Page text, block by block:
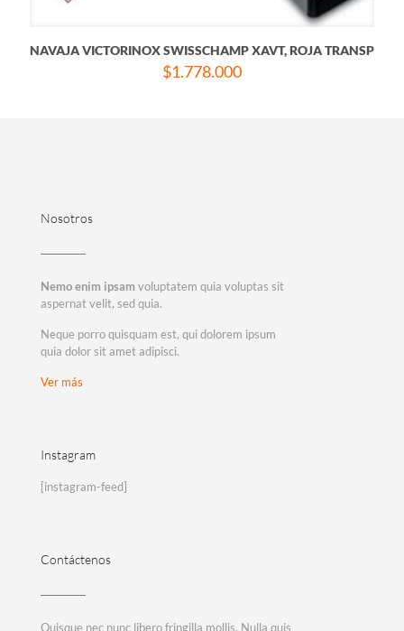
NAVAJA VICTORINOX SWISSCHAMP XAVT, ROJA TRANSP
$1.778.000
Nosotros
Nemo enim ipsam voluptatem quia voluptas sit
aspernat velit, sed quia.
Neque porro quisquam est, qui dolorem ipsum
quia dolor sit amet adipisci.
Ver más
Instagram
[instagram-feed]
Contáctenos
Quisque nec nunc libero fringilla mollis. Nulla quis